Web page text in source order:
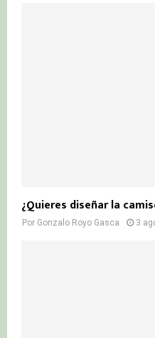
¿Quieres diseñar la
Por Gonzalo Royo Gasca 3